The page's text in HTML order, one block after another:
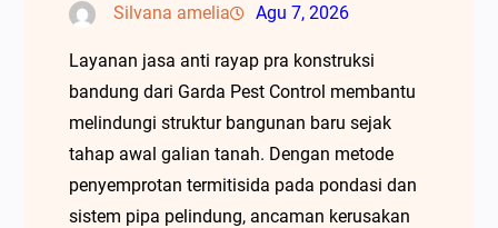
Silvana amelia Agu 7, 2026
Layanan jasa anti rayap pra konstruksi
bandung dari Garda Pest Control membantu
melindungi struktur bangunan baru sejak
tahap awal galian tanah. Dengan metode
penyemprotan termitisida pada pondasi dan
sistem pipa pelindung, ancaman kerusakan